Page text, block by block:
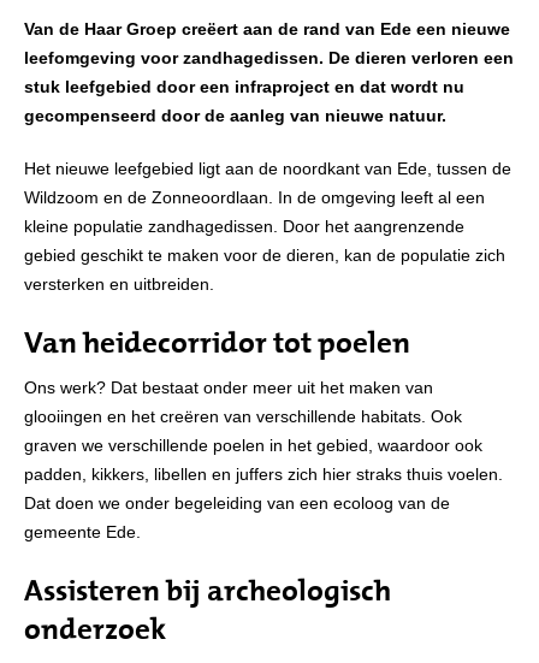
Van de Haar Groep creëert aan de rand van Ede een nieuwe
leefomgeving voor zandhagedissen. De dieren verloren een
stuk leefgebied door een infraproject en dat wordt nu
gecompenseerd door de aanleg van nieuwe natuur.
Het nieuwe leefgebied ligt aan de noordkant van Ede, tussen de
Wildzoom en de Zonneoordlaan. In de omgeving leeft al een
kleine populatie zandhagedissen. Door het aangrenzende
gebied geschikt te maken voor de dieren, kan de populatie zich
versterken en uitbreiden.
Van heidecorridor tot poelen
Ons werk? Dat bestaat onder meer uit het maken van
glooiingen en het creëren van verschillende habitats. Ook
graven we verschillende poelen in het gebied, waardoor ook
padden, kikkers, libellen en juffers zich hier straks thuis voelen.
Dat doen we onder begeleiding van een ecoloog van de
gemeente Ede.
Assisteren bij archeologisch
onderzoek